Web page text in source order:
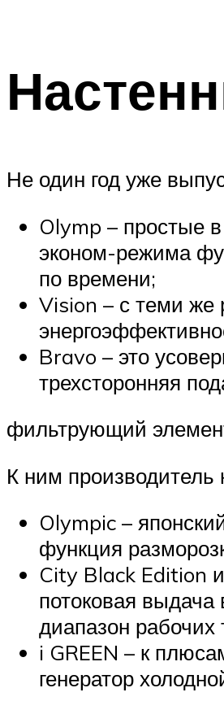
Не один год уже
Olymp – простые
эконом-режима
по времени;
Vision – с теми же
Bravo – это
трехсторонняя
фильтрующий
К ним производитель
Olympic –
функция
City Black Edition
потоковая
диапазон
i GREEN – к
генератор